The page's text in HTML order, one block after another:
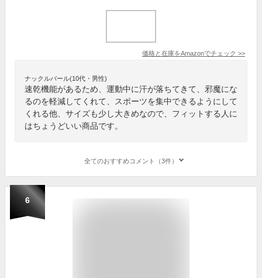
価格と在庫をAmazonでチェック >>
ナックルバール(10代・男性)
速乾機能があるため、運動中に汗が落ちてきて、邪魔にな
るのを軽減してくれて、スポーツを集中できるようにして
くれる他、サイズも少し大きめなので、フィットする人に
はちょうどいい商品です。
全てのおすすめコメント（3件）
6